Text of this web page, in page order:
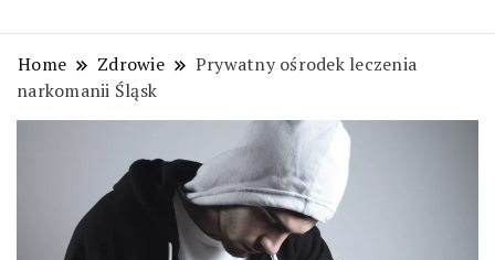
Home Zdrowie
Prywatny ośrodek leczenia
narkomanii Śląsk